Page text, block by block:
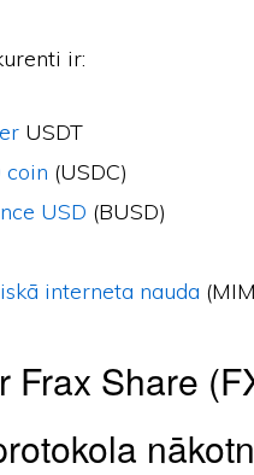
ir:
USDT
coin (USDC)
USD (BUSD)
interneta nauda
Frax Share